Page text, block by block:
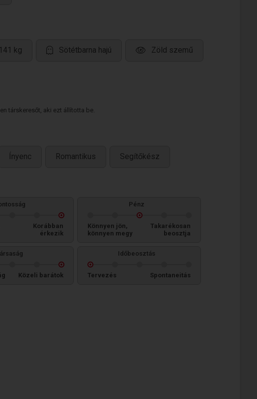
141 kg Sötétbarna hajú Zöld szemű
társkeresőt, aki ezt állította be.
Ínyenc Romantikus Segítőkész
Korábban
érkezik
Pénz
Könnyen jön,
könnyen megy
Takarékosan
beosztja
Közeli barátok
Időbeosztás
Tervezés Spontaneitás